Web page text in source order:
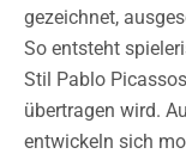
gezeichnet,
So entsteht
Stil Pablo
übertragen wird.
entwickeln sich